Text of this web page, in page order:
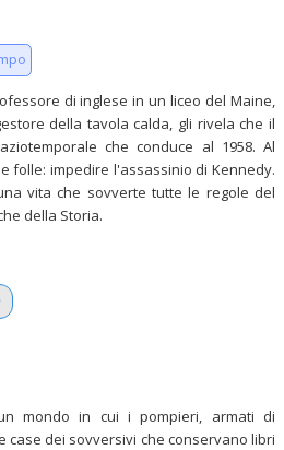
di inglese in un liceo del Maine,
della tavola calda, gli rivela che il
che conduce al 1958. Al
folle: impedire l'assassinio di Kennedy.
vita che sovverte tutte le regole del
della Storia.
mondo in cui i pompieri, armati di
case dei sovversivi che conservano libri